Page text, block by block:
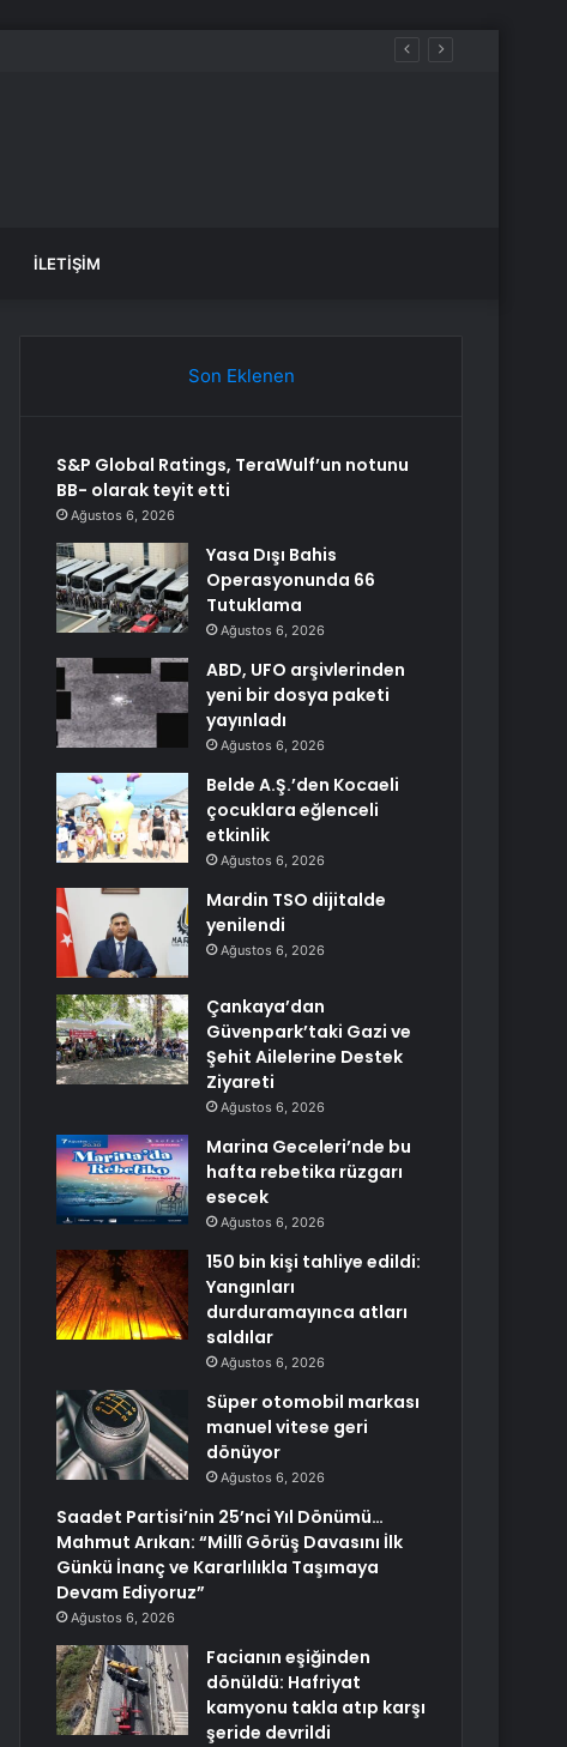
İLETIŞIM
Son Eklenen
S&P Global Ratings, TeraWulf’un notunu
BB- olarak teyit etti
Ağustos 6, 2026
Yasa Dışı Bahis
Operasyonunda 66
Tutuklama
Ağustos 6, 2026
ABD, UFO arşivlerinden
yeni bir dosya paketi
yayınladı
Ağustos 6, 2026
Belde A.Ş.’den Kocaeli
çocuklara eğlenceli
etkinlik
Ağustos 6, 2026
Mardin TSO dijitalde
yenilendi
Ağustos 6, 2026
Çankaya’dan
Güvenpark’taki Gazi ve
Şehit Ailelerine Destek
Ziyareti
Ağustos 6, 2026
Marina Geceleri’nde bu
hafta rebetika rüzgarı
esecek
Ağustos 6, 2026
150 bin kişi tahliye edildi:
Yangınları
durduramayınca atları
saldılar
Ağustos 6, 2026
Süper otomobil markası
manuel vitese geri
dönüyor
Ağustos 6, 2026
Saadet Partisi’nin 25’nci Yıl Dönümü…
Mahmut Arıkan: “Millî Görüş Davasını İlk
Günkü İnanç ve Kararlılıkla Taşımaya
Devam Ediyoruz”
Ağustos 6, 2026
Facianın eşiğinden
dönüldü: Hafriyat
kamyonu takla atıp karşı
şeride devrildi